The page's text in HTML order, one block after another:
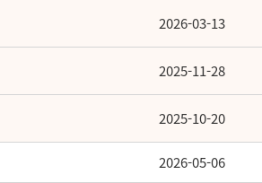
2026-03-13
2025-11-28
2025-10-20
2026-05-06